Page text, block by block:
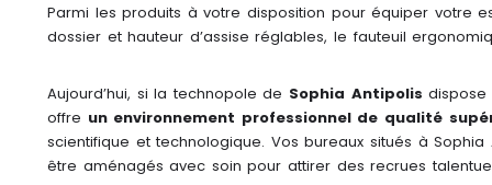
Parmi les produits à votre disposition pour équiper votre
dossier et hauteur d’assise réglables, le fauteuil
Aujourd’hui, si la technopole de Sophia Antipolis dispose
offre un environnement professionnel de qualité
scientifique et technologique. Vos bureaux situés à
être aménagés avec soin pour attirer des recrues